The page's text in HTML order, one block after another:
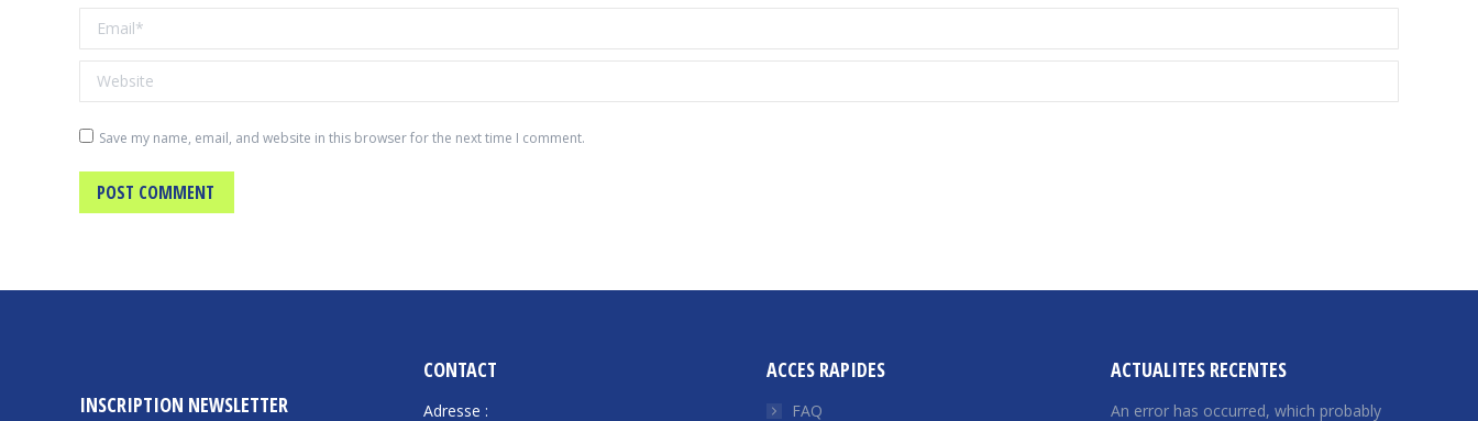
Email *
Website
Save my name, email, and website in this browser for the next time I comment.
POST COMMENT
INSCRIPTION NEWSLETTER
CONTACT
Adresse :
ACCES RAPIDES
FAQ
ACTUALITES RECENTES
An error has occurred, which probably